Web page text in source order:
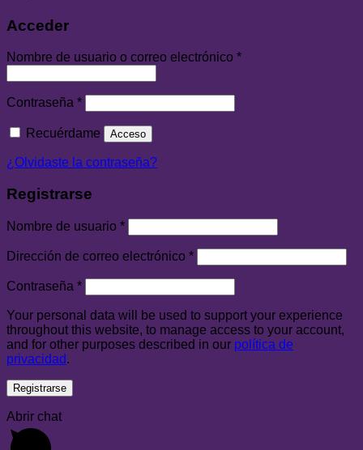
Acceder
Nombre de usuario o correo electrónico *
Contraseña *
Recuérdame Acceso
¿Olvidaste la contraseña?
Registrarse
Nombre de usuario *
Dirección de correo electrónico *
Contraseña *
Your personal data will be used to support your experience
throughout this website, to manage access to your account,
and for other purposes described in our política de
privacidad.
Registrarse
Abrir chat